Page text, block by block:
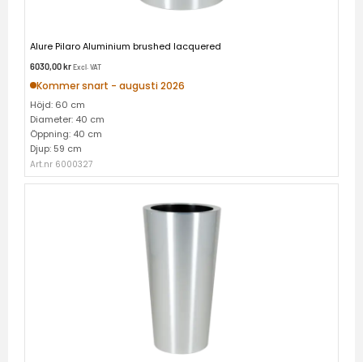
Alure Pilaro Aluminium brushed lacquered
6030,00krExcl. VAT
Kommer snart - augusti 2026
Höjd: 60 cm
Diameter: 40 cm
Öppning: 40 cm
Djup: 59 cm
Art.nr 6000327